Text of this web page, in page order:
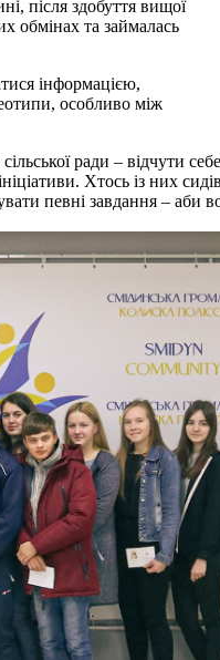
після здобуття вищої
обмінах та займалась
інформацією,
особливо між
ради – відчути себе
Хтось із них
певні завдання – аби